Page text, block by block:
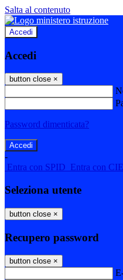
Salta al contenuto
Accedi
Accedi
button close ×
Password dimenticata?
-
Entra con SPID Entra con CIE
Seleziona utente
button close ×
Recupero password
button close ×